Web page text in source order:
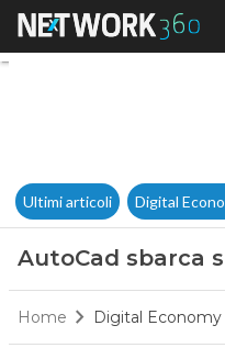
Ultimi articoli Digital
AutoCad sbarca
Home Digital Economy